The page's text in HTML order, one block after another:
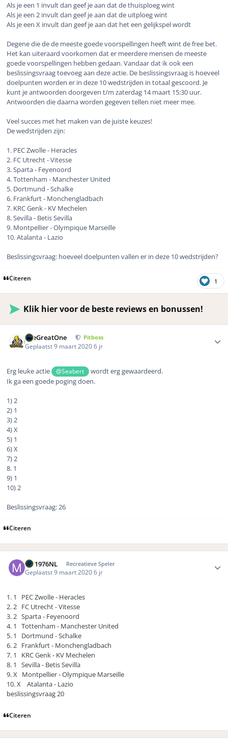
Als je een 1 invult dan geef je aan dat de thuisploeg wint
Als je een 2 invult dan geef je aan dat de uitploeg wint
Als je een X invult dan geef je aan dat het een gelijkspel wordt
Degene die de de meeste goede voorspellingen heeft wint de free bet.
Het kan uiteraard voorkomen dat er meerdere mensen de meeste
goede voorspellingen hebben gedaan. Vandaar dat ik ook een
beslissingsvraag toevoeg aan deze actie. De beslissingsvraag is hoeveel
doelpunten worden er in deze 10 wedstrijden in totaal gescoord. Je
kunt je antwoorden doorgeven t/m zaterdag 14 maart 15:30 uur.
Antwoorden die daarna worden gegeven tellen niet meer mee.
Veel succes met het maken van de juiste keuzes!
De wedstrijden zijn:
1. PEC Zwolle - Heracles
2. FC Utrecht - Vitesse
3. Sparta - Feyenoord
4. Tottenham - Manchester United
5. Dortmund - Schalke
6. Frankfurt - Monchengladbach
7. KRC Genk - KV Mechelen
8. Sevilla - Betis Sevilla
9. Montpellier - Olympique Marseille
10. Atalanta - Lazio
Beslissingsvraag: hoeveel doelpunten vallen er in deze 10 wedstrijden?
Citeren 1
Klik hier voor de beste reviews en bonussen!
TheGreatOne Pitboss
Geplaatst9 maart 20206 jr
Erg leuke actie @Seabert
wordt erg gewaardeerd.
Ik ga een goede poging doen.
1) 2
2) 1
3) 2
4) X
5) 1
6) X
7) 2
8. 1
9) 1
10) 2
Beslissingsvraag: 26
Citeren
MF1976NL Recreatieve Speler
Geplaatst9 maart 20206 jr
1. 1 PEC Zwolle - Heracles
2. 2 FC Utrecht - Vitesse
3. 2 Sparta - Feyenoord
4. 1 Tottenham - Manchester United
5. 1 Dortmund - Schalke
6. 2 Frankfurt - Monchengladbach
7. 1 KRC Genk - KV Mechelen
8. 1 Sevilla - Betis Sevilla
9. X Montpellier - Olympique Marseille
10. X Atalanta - Lazio
beslissingsvraag 20
Citeren